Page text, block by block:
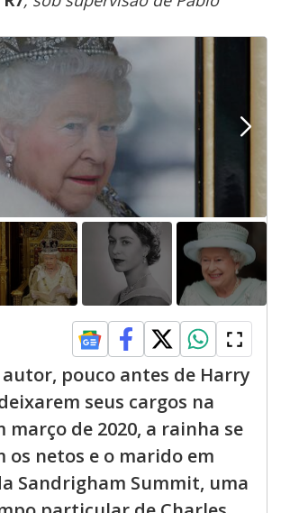
autor, pouco antes de Harry
seus cargos na
março de 2020, a rainha se
os netos e o marido em
Sandrigham Summit, uma